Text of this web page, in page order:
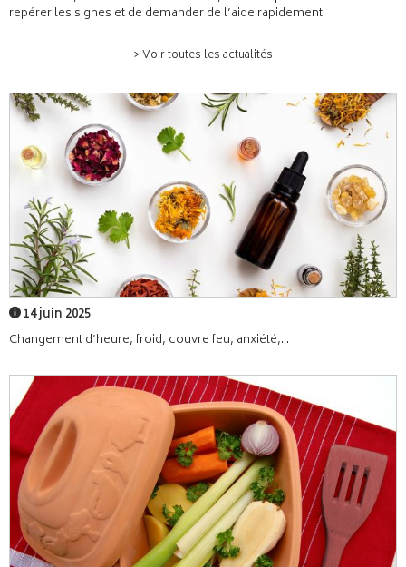
repérer les signes et de demander de l’aide rapidement.
> Voir toutes les actualités
14 juin 2025
Changement d’heure, froid, couvre feu, anxiété,...